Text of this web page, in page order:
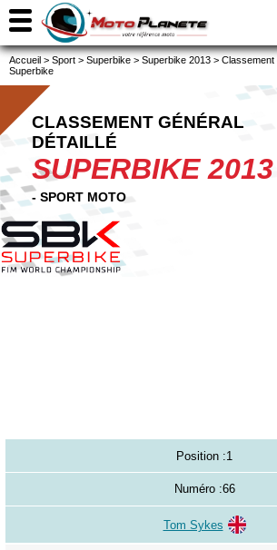
Accueil > Sport > Superbike > Superbike 2013 > Classement
Superbike
CLASSEMENT GÉNÉRAL
DÉTAILLÉ
SUPERBIKE 2013
- SPORT MOTO
Position :1
Numéro :66
Tom Sykes